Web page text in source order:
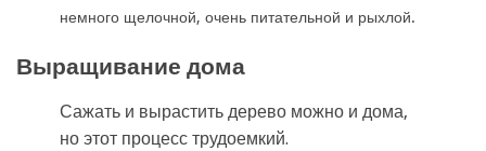
немного щелочной, очень питательной и рыхлой.
Выращивание дома
Сажать и вырастить дерево можно и дома,
но этот процесс трудоемкий.